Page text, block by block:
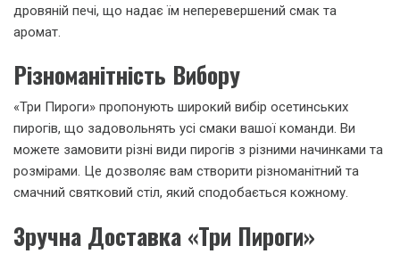
дровяній печі, що надає їм неперевершений смак та
аромат.
Різноманітність Вибору
«Три Пироги» пропонують широкий вибір осетинських
пирогів, що задовольнять усі смаки вашої команди. Ви
можете замовити різні види пирогів з різними начинками та
розмірами. Це дозволяє вам створити різноманітний та
смачний святковий стіл, який сподобається кожному.
Зручна Доставка «Три Пироги»